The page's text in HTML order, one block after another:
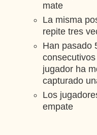
mate
La misma
repite tres
Han pasado
jugador ha
capturado
Los
empate